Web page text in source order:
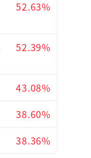
52.63%
52.39%
43.08%
38.60%
38.36%